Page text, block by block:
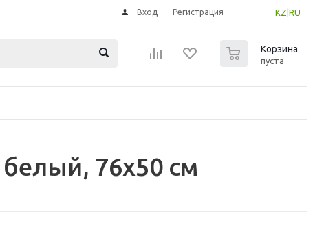
KZ RU
Вход Регистрация
Корзина
пуста
76x50 см